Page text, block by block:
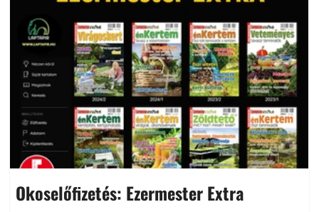
Okoselőfizetés: Ezermester Extra